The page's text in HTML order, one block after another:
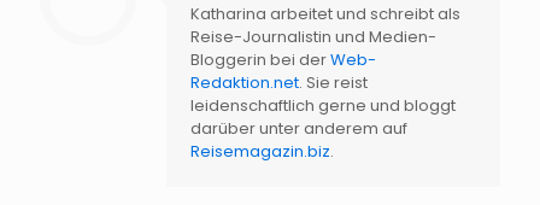
Hat Ihnen der Beitrag
gefallen?
Dann abonnieren Sie doch denveryHost
und erhalten Sieaktuelle News
rund um das ThemaHosting
Katharina arbeitet und schreibt als
Reise-Journalistin und Medien-
Bloggerin bei derWeb-
Redaktion.net. Sie reist
leidenschaftlich gerne und bloggt
darüber unter anderem auf
Reisemagazin.biz.